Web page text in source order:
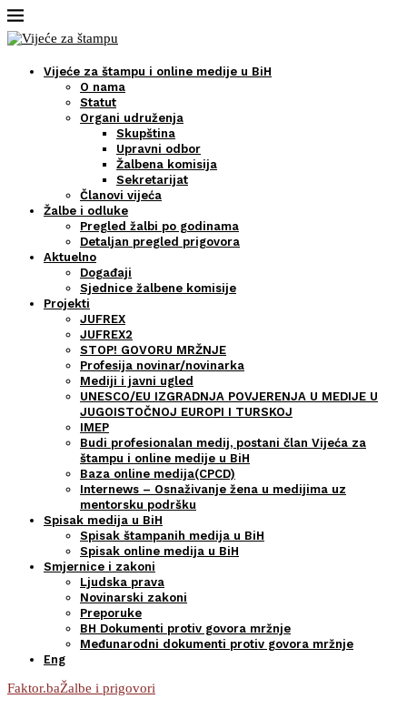
Vijeće za štampu i online medije u BiH
O nama
Statut
Organi udruženja
Skupština
Upravni odbor
Žalbena komisija
Sekretarijat
Članovi vijeća
Žalbe i odluke
Pregled žalbi po godinama
Detaljan pregled prigovora
Aktuelno
Događaji
Sjednice žalbene komisije
Projekti
JUFREX
JUFREX2
STOP! GOVORU MRŽNJE
Profesija novinar/novinarka
Mediji i javni ugled
UNESCO/EU IZGRADNJA POVJERENJA U MEDIJE U
JUGOISTOČNOJ EUROPI I TURSKOJ
IMEP
Budi profesionalan medij, postani član Vijeća za
štampu i online medije u BiH
Baza online medija(CPCD)
Internews – Osnaživanje žena u medijima uz
mentorsku podršku
Spisak medija u BiH
Spisak štampanih medija u BiH
Spisak online medija u BiH
Smjernice i zakoni
Ljudska prava
Novinarski zakoni
Preporuke
BH Dokumenti protiv govora mržnje
Međunarodni dokumenti protiv govora mržnje
Eng
Faktor.baŽalbe i prigovori